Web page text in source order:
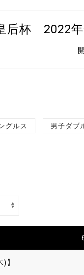
后杯 2022年
グルス 男子ダブ
】